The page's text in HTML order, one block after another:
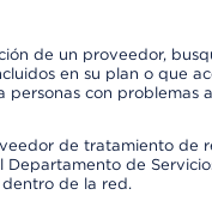
de un proveedor,
en su plan o que
personas con problemas
de tratamiento
Departamento de
de la red.